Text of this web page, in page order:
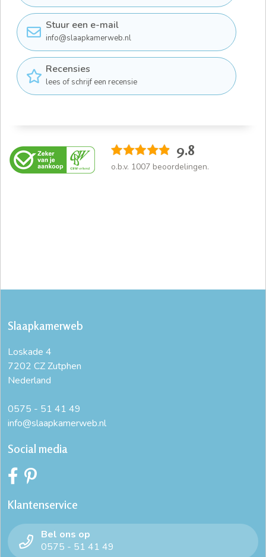
Stuur een e-mail
info@slaapkamerweb.nl
Recensies
lees of schrijf een recensie
9.8
o.b.v. 1007 beoordelingen.
Slaapkamerweb
Loskade 4
7202 CZ Zutphen
Nederland
0575 - 51 41 49
info@slaapkamerweb.nl
Social media
Klantenservice
Bel ons op
0575 - 51 41 49